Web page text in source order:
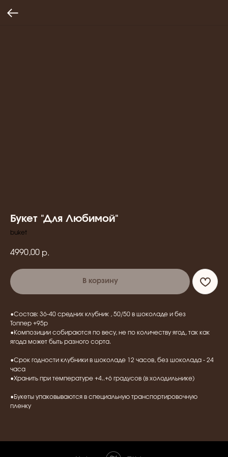
Букет "Для Любимой"
buket
4990,00 р.
В корзину
•Состав: 36-40 средних клубник , 50/50 в шоколаде и без
Топпер +95р
•Композиции собираются по весу, не по количеству ягод, так как
ягода может быть разного сорта.
•Срок годности клубники в шоколаде 12 часов, без шоколада - 24
часа
•Хранить при температуре +4..+6 градусов (в холодильнике)
•Букеты упаковываются в специальную транспортировочную
пленку